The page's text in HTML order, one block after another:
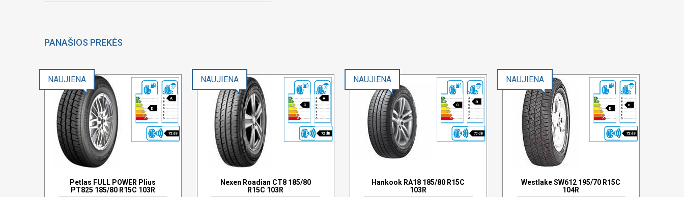
PANAŠIOS PREKĖS
D
A
72 dB
NAUJIENA
Petlas FULL POWER Plius
PT825 185/80 R15C 103R
C
A
72 dB
NAUJIENA
Nexen Roadian CT8 185/80
R15C 103R
C
B
70 dB
NAUJIENA
Hankook RA18 185/80 R15C
103R
D
c
72 dB
NAUJIENA
Westlake SW612 195/70 R15C
104R